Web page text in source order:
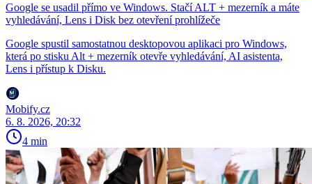
Google se usadil přímo ve Windows. Stačí ALT + mezerník a máte
vyhledávání, Lens i Disk bez otevření prohlížeče
Google spustil samostatnou desktopovou aplikaci pro Windows,
která po stisku Alt + mezerník otevře vyhledávání, AI asistenta,
Lens i přístup k Disku.
Mobify.cz
6. 8. 2026, 20:32
4 min